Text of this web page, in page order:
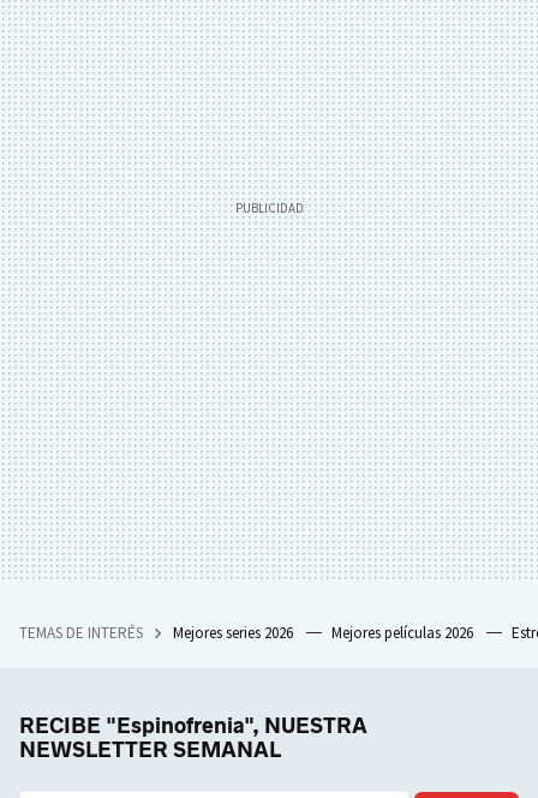
TEMAS DE INTERÉS Mejores series 2026 Mejores películas 2026
RECIBE "Espinofrenia", NUESTRA
NEWSLETTER SEMANAL